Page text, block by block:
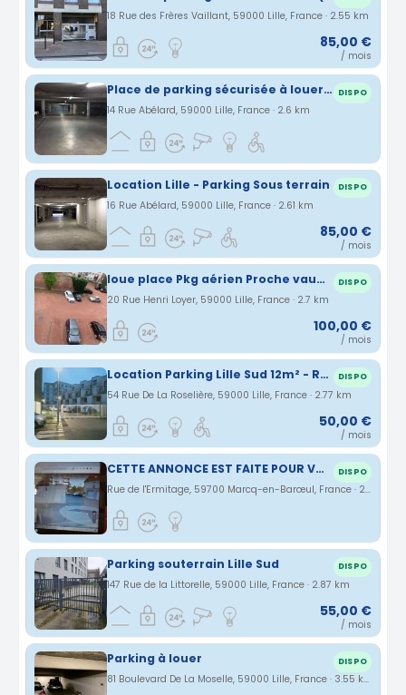
18 Rue des Frères Vaillant, 59000 Lille, France · 2.55 km
85,00 €
/ mois
Place de parking sécurisée à louer - Lille DISPO
14 Rue Abélard, 59000 Lille, France · 2.6 km
Location Lille - Parking Sous terrain DISPO
16 Rue Abélard, 59000 Lille, France · 2.61 km
85,00 €
/ mois
loue place Pkg aérien Proche vauban DISPO
20 Rue Henri Loyer, 59000 Lille, France · 2.7 km
100,00 €
/ mois
Location Parking Lille Sud 12m² - Rue de la Roselière DISPO
54 Rue De La Roselière, 59000 Lille, France · 2.77 km
50,00 €
/ mois
CETTE ANNONCE EST FAITE POUR VOUS DISPO
Rue de l'Ermitage, 59700 Marcq-en-Barœul, France · 2.81 km
Parking souterrain Lille Sud DISPO
147 Rue de la Littorelle, 59000 Lille, France · 2.87 km
55,00 €
/ mois
Parking à louer DISPO
81 Boulevard De La Moselle, 59000 Lille, France · 3.55 km